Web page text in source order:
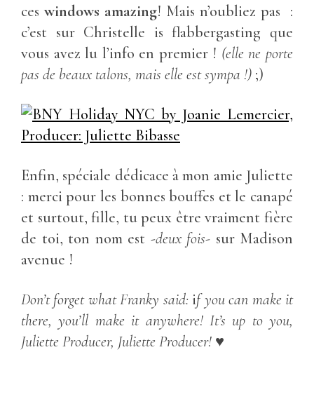
ces windows amazing! Mais n’oubliez pas :
c’est sur Christelle is flabbergasting que
vous avez lu l’info en premier ! (elle ne porte
pas de beaux talons, mais elle est sympa !) ;)
Enfin, spéciale dédicace à mon amie Juliette
: merci pour les bonnes bouffes et le canapé
et surtout, fille, tu peux être vraiment fière
de toi, ton nom est -deux fois- sur Madison
avenue !
Don’t forget what Franky said: if you can make it
there, you’ll make it anywhere! It’s up to you,
Juliette Producer, Juliette Producer! ♥